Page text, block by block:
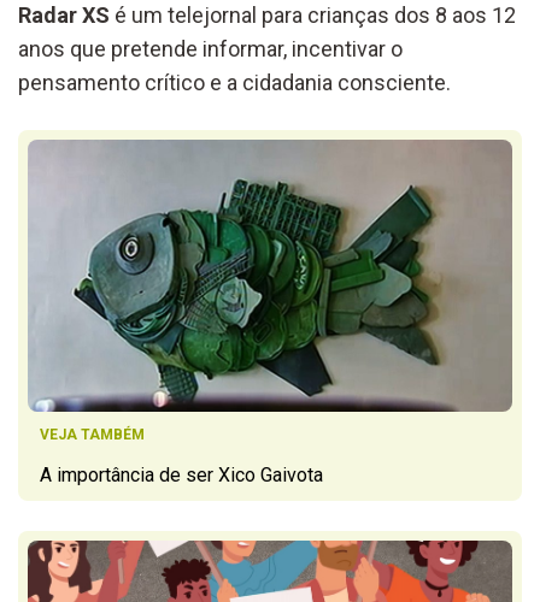
Radar XS é um telejornal para crianças dos 8 aos 12
anos que pretende informar, incentivar o
pensamento crítico e a cidadania consciente.
VEJA TAMBÉM
A importância de ser Xico Gaivota